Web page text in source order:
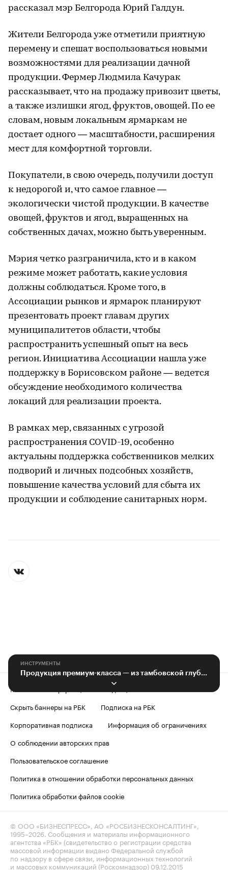
рассказал мэр Белгорода Юрий Галдун.
Жители Белгорода уже отметили приятную
перемену и спешат воспользоваться новыми
возможностями для реализации дачной
продукции. Фермер Людмила Качурак
рассказывает, что на продажу привозит цветы,
а также излишки ягод, фруктов, овощей. По ее
словам, новым локальным ярмаркам не
достает одного — масштабности, расширения
мест для комфортной торговли.
Покупатели, в свою очередь, получили доступ
к недорогой и, что самое главное —
экологически чистой продукции. В качестве
овощей, фруктов и ягод, выращенных на
собственных дачах, можно быть уверенным.
Мэрия четко разграничила, кто и в каком
режиме может работать, какие условия
должны соблюдаться. Кроме того, в
Ассоциации рынков и ярмарок планируют
презентовать проект главам других
муниципалитетов области, чтобы
распространить успешный опыт на весь
регион. Инициатива Ассоциации нашла уже
поддержку в Борисовском районе — ведется
обсуждение необходимого количества
локаций для реализации проекта.
В рамках мер, связанных с угрозой
распространения COVID-19, особенно
актуальны поддержка собственников мелких
подворий и личных подсобных хозяйств,
повышение качества условий для сбыта их
продукции и соблюдение санитарных норм.
ИНСТРУМЕНТЫ
Продукция премиум-класса — из тамбовской глубинки
Контактная информация
Скрыть баннеры на РБК
Подписка на РБК
Корпоративная подписка
Информация об ограничениях
О соблюдении авторских прав
Пользовательское соглашение
Политика в отношении обработки персональных данных
Политика обработки файлов cookie
© ООО «БИЗНЕСПРЕСС», АО «РОСБИЗНЕСКОНСАЛТИНГ»,
1995–2026. Сообщения и материалы информационного
агентства «РБК» (свидетельство о регистрации средства
массовой информации выдано Федеральной службой
по надзору в сфере связи, информационных технологий
и массовых коммуникаций (Роскомнадзор) 09.12.2015